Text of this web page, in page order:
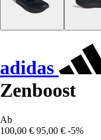
adidas
Zenboost
Ab
100,00 € 95,00 € -5%